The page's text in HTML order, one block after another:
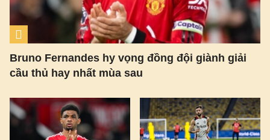
Bruno Fernandes hy vọng đồng đội giành giải
cầu thủ hay nhất mùa sau